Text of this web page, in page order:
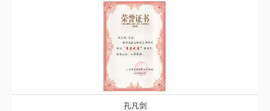
孔凡剑